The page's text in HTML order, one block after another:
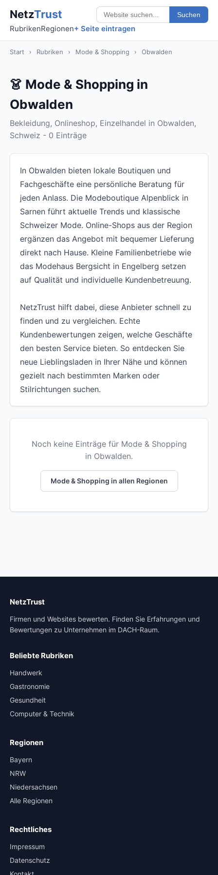
NetzTrust Suchen
RubrikenRegionen+ Seite eintragen
Start › Rubriken › Mode & Shopping › Obwalden
👗 Mode & Shopping in
Obwalden
Bekleidung, Onlineshop, Einzelhandel in Obwalden,
Schweiz - 0 Einträge
In Obwalden bieten lokale Boutiquen und
Fachgeschäfte eine persönliche Beratung für
jeden Anlass. Die Modeboutique Alpenblick in
Sarnen führt aktuelle Trends und klassische
Schweizer Mode. Online-Shops aus der Region
ergänzen das Angebot mit bequemer Lieferung
direkt nach Hause. Kleine Familienbetriebe wie
das Modehaus Bergsicht in Engelberg setzen
auf Qualität und individuelle Kundenbetreuung.
NetzTrust hilft dabei, diese Anbieter schnell zu
finden und zu vergleichen. Echte
Kundenbewertungen zeigen, welche Geschäfte
den besten Service bieten. So entdecken Sie
neue Lieblingsladen in Ihrer Nähe und können
gezielt nach bestimmten Marken oder
Stilrichtungen suchen.
Noch keine Einträge für Mode & Shopping
in Obwalden.
Mode & Shopping in allen Regionen
NetzTrust
Firmen und Websites bewerten. Finden Sie Erfahrungen und
Bewertungen zu Unternehmen im DACH-Raum.
Beliebte Rubriken
Handwerk
Gastronomie
Gesundheit
Computer & Technik
Regionen
Bayern
NRW
Niedersachsen
Alle Regionen
Rechtliches
Impressum
Datenschutz